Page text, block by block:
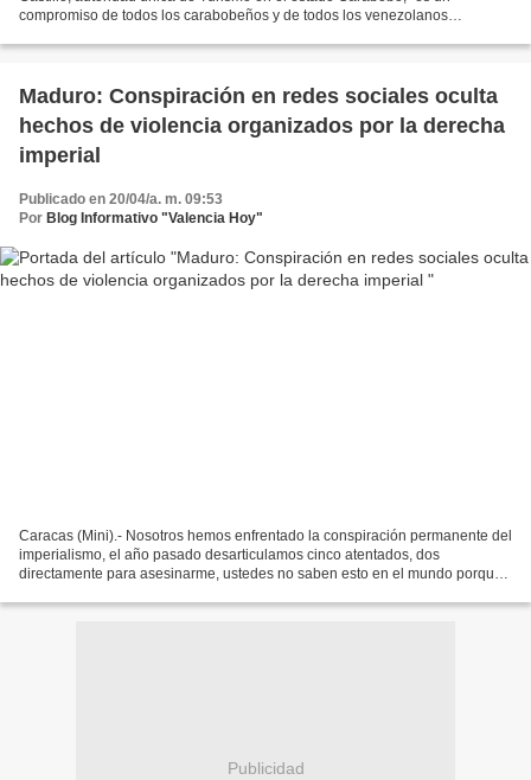
compromiso de todos los carabobeños y de todos los venezolanos
Maduro: Conspiración en redes sociales oculta
hechos de violencia organizados por la derecha
imperial
Publicado en 20/04/a. m. 09:53
Por Blog Informativo "Valencia Hoy"
Caracas (Mini).- Nosotros hemos enfrentado la conspiración permanente del
imperialismo, el año pasado desarticulamos cinco atentados, dos
directamente para asesinarme, ustedes no saben esto en el mundo porque
Publicidad